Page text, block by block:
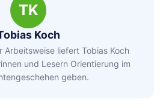
TK
Koch
Arbeitsweise liefert Tobias Koch
und Lesern Orientierung im
geben.